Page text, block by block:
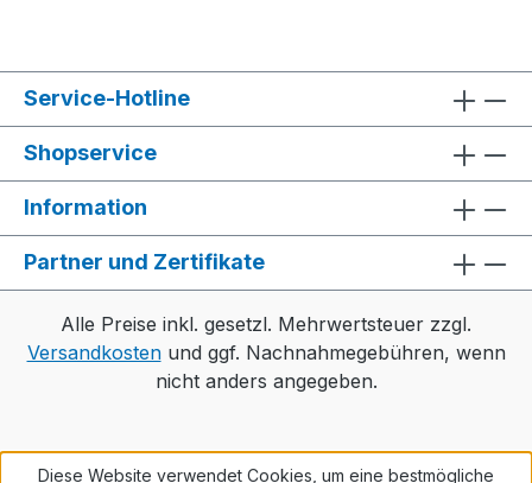
eCommerce-Karton. 2 x Batterie 1,5V
LR06 (AA)
Service-Hotline
Shopservice
Information
Partner und Zertifikate
Alle Preise inkl. gesetzl. Mehrwertsteuer zzgl.
Versandkostenund ggf. Nachnahmegebühren, wenn
nicht anders angegeben.
Diese Website verwendet Cookies, um eine bestmögliche